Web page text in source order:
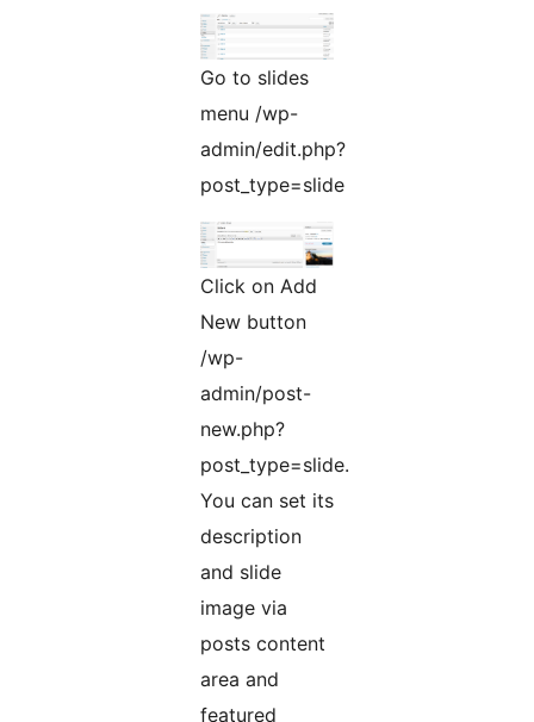
Go to slides
menu /wp-
admin/edit.php?
post_type=slide
Click on Add
New button
/wp-
admin/post-
new.php?
post_type=slide.
You can set its
description
and slide
image via
posts content
area and
featured